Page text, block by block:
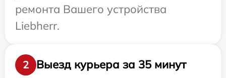
ремонта Вашего устройства
Liebherr.
2
Выезд курьера за 35 минут